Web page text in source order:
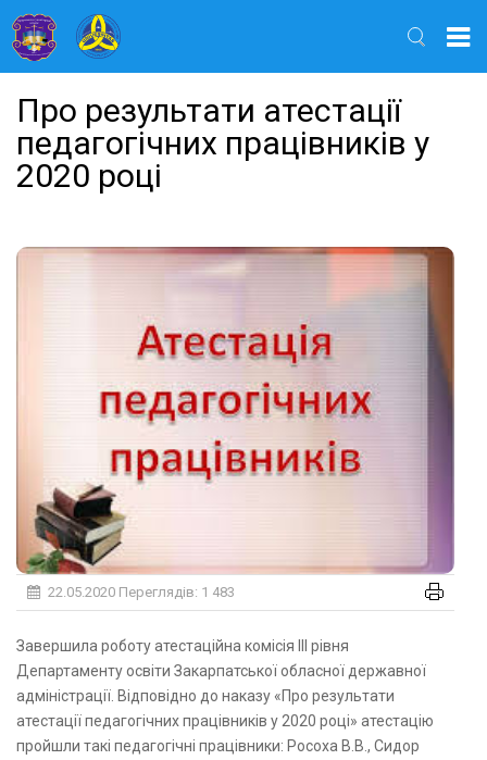
Про результати атестації
педагогічних працівників у
2020 році
22.05.2020 Переглядів: 1 483
Завершила роботу атестаційна комісія ІІІ рівня
Департаменту освіти Закарпатської обласної державної
адміністрації. Відповідно до наказу «Про результати
атестації педагогічних працівників у 2020 році» атестацію
пройшли такі педагогічні працівники: Росоха В.В., Сидор